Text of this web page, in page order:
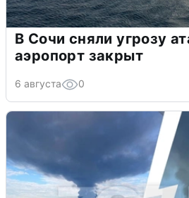
В Сочи сняли угрозу
аэропорт закрыт
6 августа 0